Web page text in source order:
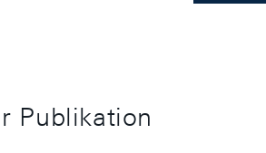
Publikation